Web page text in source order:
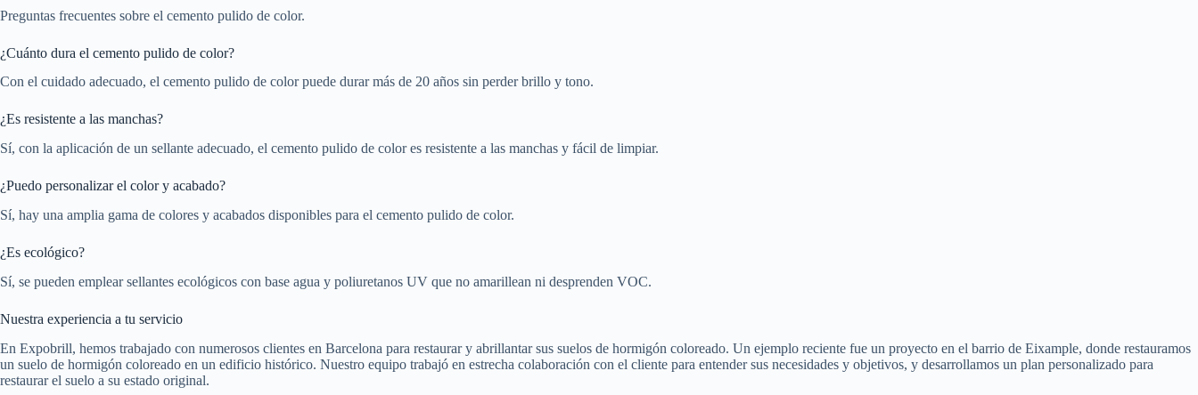
Preguntas frecuentes sobre el cemento pulido de color.
¿Cuánto dura el cemento pulido de color?
Con el cuidado adecuado, el cemento pulido de color puede durar más de 20 años sin perder brillo y tono.
¿Es resistente a las manchas?
Sí, con la aplicación de un sellante adecuado, el cemento pulido de color es resistente a las manchas y fácil de limpiar.
¿Puedo personalizar el color y acabado?
Sí, hay una amplia gama de colores y acabados disponibles para el cemento pulido de color.
¿Es ecológico?
Sí, se pueden emplear sellantes ecológicos con base agua y poliuretanos UV que no amarillean ni desprenden VOC.
Nuestra experiencia a tu servicio
En Expobrill, hemos trabajado con numerosos clientes en Barcelona para restaurar y abrillantar sus suelos de hormigón coloreado. Un ejemplo reciente fue un proyecto en el barrio de Eixample, donde restauramos
un suelo de hormigón coloreado en un edificio histórico. Nuestro equipo trabajó en estrecha colaboración con el cliente para entender sus necesidades y objetivos, y desarrollamos un plan personalizado para
restaurar el suelo a su estado original.